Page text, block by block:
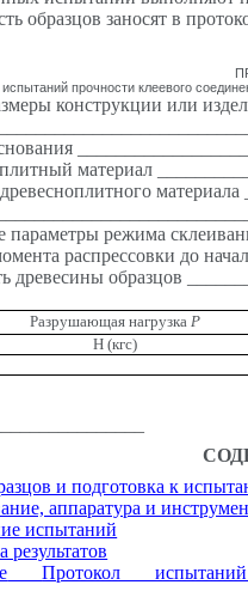
образцов заносят в
испытаний прочности клеевого
конструкции или
материал
материала
режима
распрессовки до
древесины образцов
Разрушающая нагрузка Р
Н (кгс)
и подготовка к
аппаратура и
испытаний
результатов
Протокол